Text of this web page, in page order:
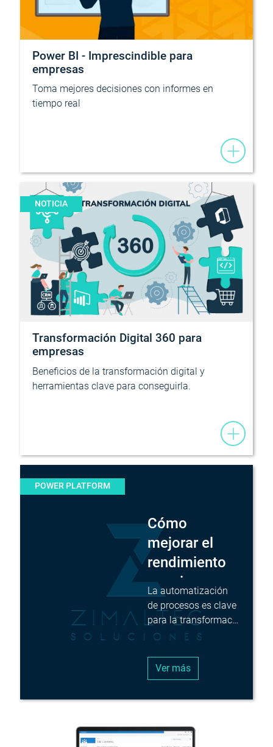
Power BI - Imprescindible para
empresas
Toma mejores decisiones con informes en
tiempo real
NOTICIA
Transformación Digital 360 para
empresas
Beneficios de la transformación digital y
herramientas clave para conseguirla.
POWER PLATFORM
Cómo
mejorar el
rendimiento
en mi
empresa
La automatización
de procesos es clave
para la transformac…
Ver más